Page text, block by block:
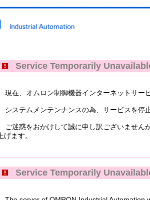
Service Temporarily
現在、オムロン制御機器インターネットサー
システムメンテンナンスの為、サービスを停
ご迷惑をおかけして誠に申し訳ございません
上げます。
Service Temporarily